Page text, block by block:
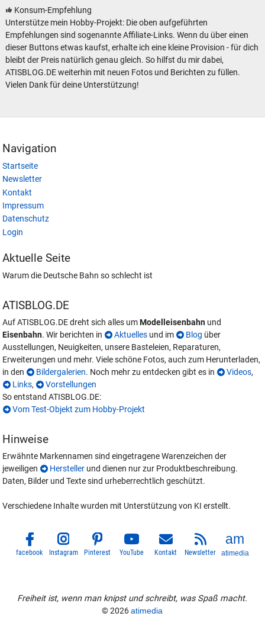
Konsum-Empfehlung
Unterstütze mein Hobby-Projekt: Die oben aufgeführten
Empfehlungen sind sogenannte Affiliate-Links. Wenn du über einen
dieser Buttons etwas kaufst, erhalte ich eine kleine Provision - für dich
bleibt der Preis natürlich genau gleich. So hilfst du mir dabei,
ATISBLOG.DE weiterhin mit neuen Fotos und Berichten zu füllen.
Vielen Dank für deine Unterstützung!
Navigation
Startseite
Newsletter
Kontakt
Impressum
Datenschutz
Login
Aktuelle Seite
Warum die Deutsche Bahn so schlecht ist
ATISBLOG.DE
Auf ATISBLOG.DE dreht sich alles umModelleisenbahn und
Eisenbahn. Wir berichten in Aktuelles und im Blog über
Ausstellungen, Neuigkeiten, unsere Basteleien, Reparaturen,
Erweiterungen und mehr. Viele schöne Fotos, auch zum Herunterladen,
in den
Bildergalerien. Noch mehr zu entdecken gibt es in Videos,
Links,
Vorstellungen
So entstand ATISBLOG.DE:
Vom Test-Objekt zum Hobby-Projekt
Hinweise
Erwähnte Markennamen sind eingetragene Warenzeichen der
jeweiligen
Hersteller und dienen nur zur Produktbeschreibung.
Daten, Bilder und Texte sind urheberrechtlich geschützt.
Verschiedene Inhalte wurden mit Unterstützung von KI erstellt.
facebook Instagram Pinterest YouTube Kontakt Newsletter atimedia
Freiheit ist, wenn man knipst und schreibt, was Spaß macht.
© 2026atimedia